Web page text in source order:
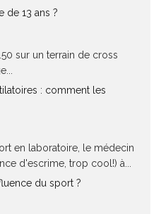
de 13 ans ?
sur un terrain de cross
: comment les
en laboratoire, le médecin
d'escrime, trop cool!) à...
du sport ?